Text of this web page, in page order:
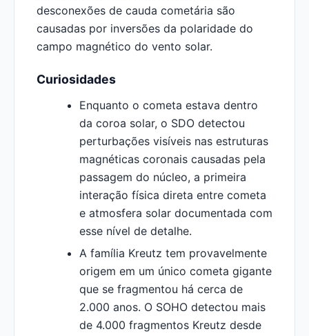
desconexões de cauda cometária são
causadas por inversões da polaridade do
campo magnético do vento solar.
Curiosidades
Enquanto o cometa estava dentro
da coroa solar, o SDO detectou
perturbações visíveis nas estruturas
magnéticas coronais causadas pela
passagem do núcleo, a primeira
interação física direta entre cometa
e atmosfera solar documentada com
esse nível de detalhe.
A família Kreutz tem provavelmente
origem em um único cometa gigante
que se fragmentou há cerca de
2.000 anos. O SOHO detectou mais
de 4.000 fragmentos Kreutz desde